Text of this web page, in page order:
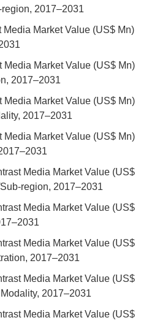
2017–2031
Media Market Value (US$ Mn)
Media Market Value (US$ Mn)
2017–2031
Media Market Value (US$ Mn)
2017–2031
Media Market Value (US$ Mn)
Media Market Value (US$
region, 2017–2031
Media Market Value (US$
Media Market Value (US$
2017–2031
Media Market Value (US$
2017–2031
Media Market Value (US$